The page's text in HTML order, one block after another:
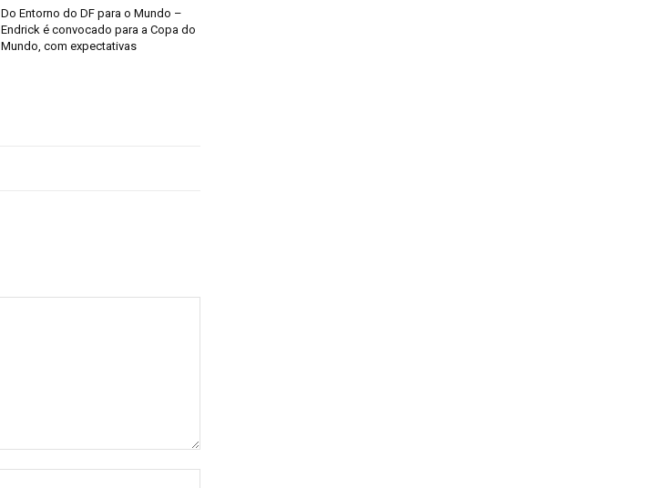
Do Entorno do DF para o Mundo –
Endrick é convocado para a Copa do
Mundo, com expectativas